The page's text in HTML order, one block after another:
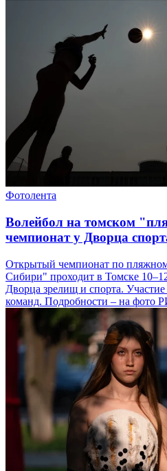
Фотолента
Волейбол на томском
чемпионат у Дворца
Открытый чемпионат по
Сибири" проходит в Томске
Дворца зрелищ и спорта.
команд. Подробности – на фото